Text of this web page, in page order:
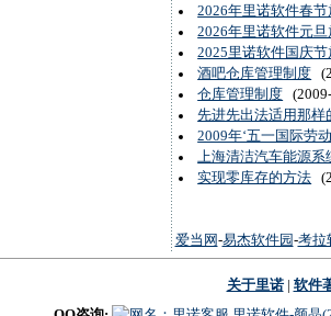
2026年里诺软件春
2026年里诺软件元
2025里诺软件国庆
酒吧仓库管理制度
仓库管理制度
先进先出法适用那样
2009年‘五一国际劳
上海清洁汽车能源系
实现零库存的方法
爱当网 -易杰软件园 -考拉
关于里诺| 软件